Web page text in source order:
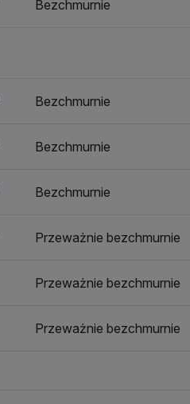
Bezchmurnie
Bezchmurnie
Bezchmurnie
Bezchmurnie
Przeważnie bezchmurnie
Przeważnie bezchmurnie
Przeważnie bezchmurnie